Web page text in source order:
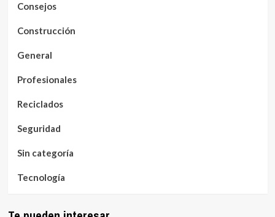
Consejos
Construcción
General
Profesionales
Reciclados
Seguridad
Sin categoría
Tecnología